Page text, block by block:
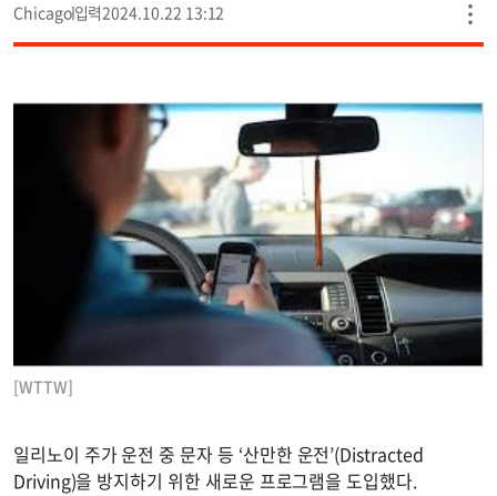
Chicago 2024.10.22 13:12
[WTTW]
일리노이 주가 운전 중 문자 등 ‘산만한 운전’(Distracted
Driving)을 방지하기 위한 새로운 프로그램을 도입했다.